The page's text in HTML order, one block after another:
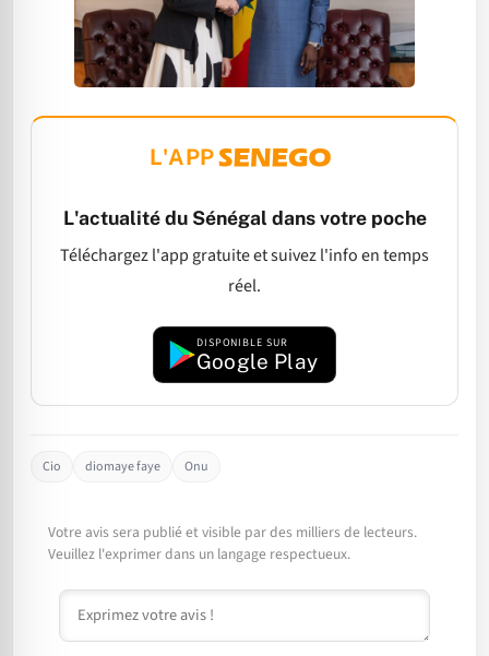
L'APP
L'actualité du Sénégal dans votre poche
Téléchargez l'app gratuite et suivez l'info en temps
réel.
DISPONIBLE SUR
Google Play
Cio diomaye faye Onu
Votre avis sera publié et visible par des milliers de lecteurs.
Veuillez l'exprimer dans un langage respectueux.
Commentaire